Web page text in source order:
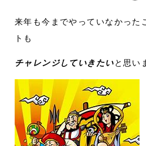
来年も今までやっていなかった
トも
チャレンジしていきたいと思い